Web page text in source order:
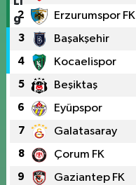
2 Erzurumspor FK
3 Başakşehir
4 Kocaelispor
5 Beşiktaş
6 Eyüpspor
7 Galatasaray
8 Çorum FK
9 Gaziantep FK